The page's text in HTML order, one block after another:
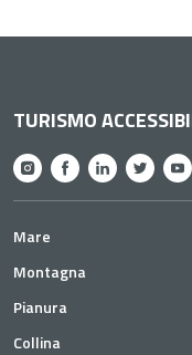
TURISMO
Mare
Montagna
Pianura
Collina